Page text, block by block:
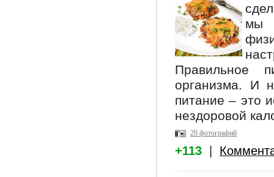
мы
Правильное
организма. И
питание – это
нездоровой
20 фотографий
+113